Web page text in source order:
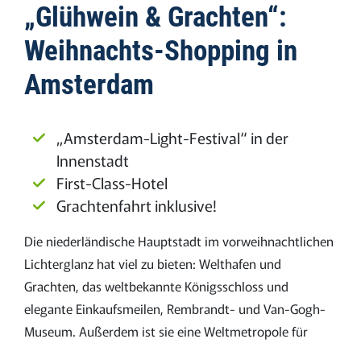
„Glühwein & Grachten“:
Weihnachts-Shopping in
Amsterdam
„Amsterdam-Light-Festival“ in der
Innenstadt
First-Class-Hotel
Grachtenfahrt inklusive!
Die niederländische Hauptstadt im vorweihnachtlichen
Lichterglanz hat viel zu bieten: Welthafen und
Grachten, das weltbekannte Königsschloss und
elegante Einkaufsmeilen, Rembrandt- und Van-Gogh-
Museum. Außerdem ist sie eine Weltmetropole für